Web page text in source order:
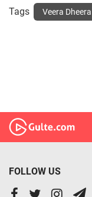
Tags Veera
FOLLOW US